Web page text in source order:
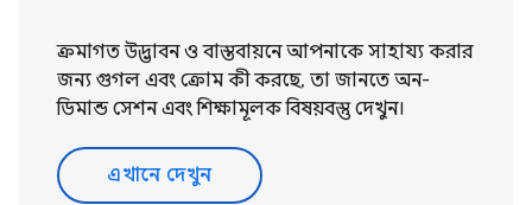
ক্রমাগত উদ্ভাবন ও বাস্তবায়নে আপনাকে সাহায্য করার
জন্য গুগল এবং ক্রোম কী করছে, তা জানতে অন-
ডিমান্ড সেশন এবং শিক্ষামূলক বিষয়বস্তু দেখুন।
এখানে দেখুন